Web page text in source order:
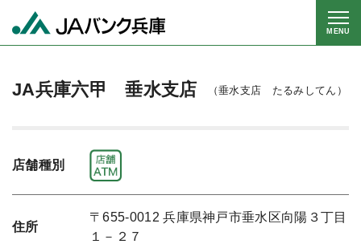
MENU
JA兵庫六甲 垂水支店 （垂水支店 たるみしてん）
店舗種別
住所
〒655-0012 兵庫県神戸市垂水区向陽３丁目
１－２７